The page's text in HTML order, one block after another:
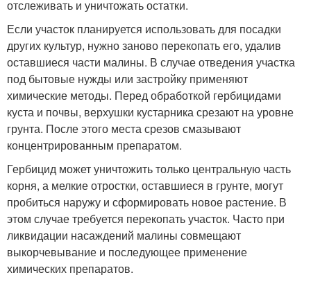
отслеживать и уничтожать остатки.
Если участок планируется использовать для посадки
других культур, нужно заново перекопать его, удалив
оставшиеся части малины. В случае отведения участка
под бытовые нужды или застройку применяют
химические методы. Перед обработкой гербицидами
куста и почвы, верхушки кустарника срезают на уровне
грунта. После этого места срезов смазывают
концентрированным препаратом.
Гербицид может уничтожить только центральную часть
корня, а мелкие отростки, оставшиеся в грунте, могут
пробиться наружу и сформировать новое растение. В
этом случае требуется перекопать участок. Часто при
ликвидации насаждений малины совмещают
выкорчевывание и последующее применение
химических препаратов.